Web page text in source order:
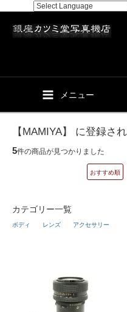
メニュー
【MAMIYA】 に登録さ
5件の商品が見つかりました
おすすめ順
カテゴリー一覧
ボディ レンズ アクセサリー